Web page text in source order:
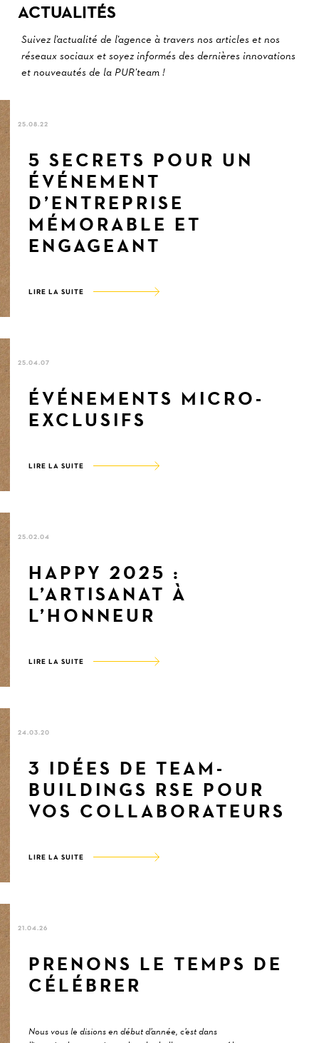
ACTUALITÉS
Suivez l’actualité de l’agence à travers nos articles et nos
réseaux sociaux et soyez informés des dernières innovations
et nouveautés de la PUR’team !
25.08.22
5 SECRETS POUR UN
ÉVÉNEMENT
D’ENTREPRISE
MÉMORABLE ET
ENGAGEANT
LIRE LA SUITE
25.04.07
ÉVÉNEMENTS MICRO-
EXCLUSIFS
LIRE LA SUITE
25.02.04
HAPPY 2025 :
L’ARTISANAT À
L’HONNEUR
LIRE LA SUITE
24.03.20
3 IDÉES DE TEAM-
BUILDINGS RSE POUR
VOS COLLABORATEURS
LIRE LA SUITE
21.04.26
PRENONS LE TEMPS DE
CÉLÉBRER
Nous vous le disions en début d’année, c’est dans